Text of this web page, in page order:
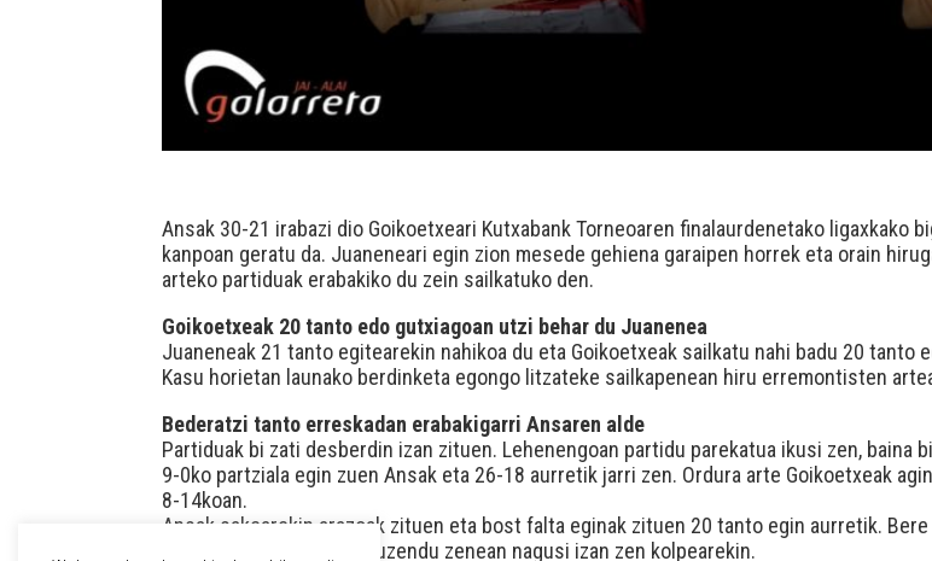
Ansak 30-21 irabazi dio Goikoetxeari Kutxabank Torneoaren finalaurdenetako ligaxkako
kanpoan geratu da. Juaneneari egin zion mesede gehiena garaipen horrek eta orain
arteko partiduak erabakiko du zein sailkatuko den.
Goikoetxeak 20 tanto edo gutxiagoan utzi behar du Juanenea
Juaneneak 21 tanto egitearekin nahikoa du eta Goikoetxeak sailkatu nahi badu 20
Kasu horietan launako berdinketa egongo litzateke sailkapenean hiru erremontisten
Bederatzi tanto erreskadan erabakigarri Ansaren alde
Partiduak bi zati desberdin izan zituen. Lehenengoan partidu parekatua ikusi zen, baina
9-0ko partziala egin zuen Ansak eta 26-18 aurretik jarri zen. Ordura arte Goikoetxeak
8-14koan.
Ansak sakearekin arazoak zituen eta bost falta eginak zituen 20 tanto egin aurretik.
erreakzionatu zuen eta zuzendu zenean nagusi izan zen kolpearekin.